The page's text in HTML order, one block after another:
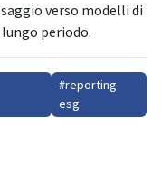
verso modelli di
periodo.
#reporting
esg